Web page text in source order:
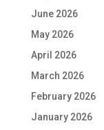
June 2026
May 2026
April 2026
March 2026
February 2026
January 2026